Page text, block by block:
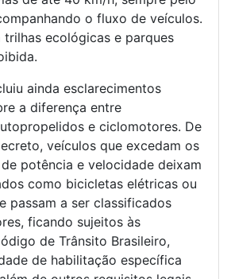
o fluxo de veículos.
ecológicas e parques
ainda esclarecimentos
a diferença entre
e ciclomotores. De
veículos que excedam os
potência e velocidade deixam
como bicicletas elétricas ou
passam a ser classificados
ficando sujeitos às
de Trânsito Brasileiro,
de habilitação específica